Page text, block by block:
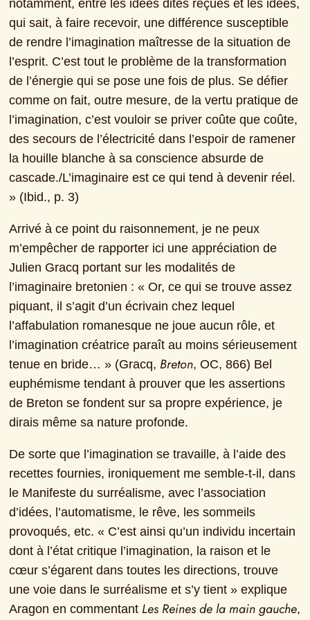
notamment, entre les idées dites reçues et les idées,
qui sait, à faire recevoir, une différence susceptible
de rendre l’imagination maîtresse de la situation de
l’esprit. C’est tout le problème de la transformation
de l’énergie qui se pose une fois de plus. Se défier
comme on fait, outre mesure, de la vertu pratique de
l’imagination, c’est vouloir se priver coûte que coûte,
des secours de l’électricité dans l’espoir de ramener
la houille blanche à sa conscience absurde de
cascade./L’imaginaire est ce qui tend à devenir réel.
» (Ibid., p. 3)
Arrivé à ce point du raisonnement, je ne peux
m’empêcher de rapporter ici une appréciation de
Julien Gracq portant sur les modalités de
l’imaginaire bretonien : « Or, ce qui se trouve assez
piquant, il s’agit d’un écrivain chez lequel
l’affabulation romanesque ne joue aucun rôle, et
l’imagination créatrice paraît au moins sérieusement
tenue en bride… » (Gracq, Breton, OC, 866) Bel
euphémisme tendant à prouver que les assertions
de Breton se fondent sur sa propre expérience, je
dirais même sa nature profonde.
De sorte que l’imagination se travaille, à l’aide des
recettes fournies, ironiquement me semble-t-il, dans
le Manifeste du surréalisme, avec l’association
d’idées, l’automatisme, le rêve, les sommeils
provoqués, etc. « C’est ainsi qu’un individu incertain
dont à l’état critique l’imagination, la raison et le
cœur s’égarent dans toutes les directions, trouve
une voie dans le surréalisme et s’y tient » explique
Aragon en commentant Les Reines de la main gauche,